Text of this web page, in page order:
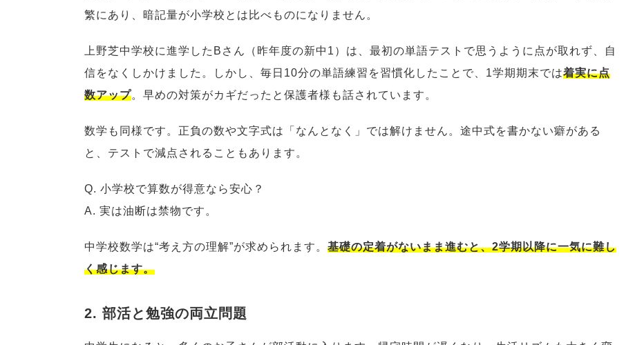
繁にあり、暗記量が小学校とは比べものになりません。
上野芝中学校に進学したBさん（昨年度の新中1）は、最初の単語テストで思うように点が取れず、自
信をなくしかけました。しかし、毎日10分の単語練習を習慣化したことで、1学期期末では着実に点
数アップ。早めの対策がカギだったと保護者様も話されています。
数学も同様です。正負の数や文字式は「なんとなく」では解けません。途中式を書かない癖がある
と、テストで減点されることもあります。
Q. 小学校で算数が得意なら安心？
A. 実は油断は禁物です。
中学校数学は“考え方の理解”が求められます。 基礎の定着がないまま進むと、2学期以降に一気に難し
く感じます。
2. 部活と勉強の両立問題